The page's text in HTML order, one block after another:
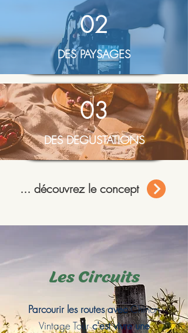
02
DES PAYSAGES
03
DES DEGUSTATIONS
... découvrez le concept
Les Circuits
Parcourir les routes avecChinon
Vintage Tourc'est vivre une